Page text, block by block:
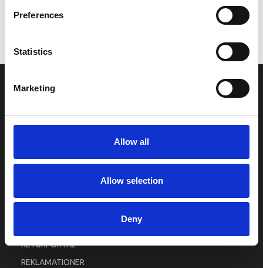
Preferences
Statistics
Marketing
Allow all
Allow selection
Deny
Vi oplever i øjeblikket store og hyppige prisændringer i markedet.
leveres, eller hvor prisen afviger fra det viste. Vi kontakter dig
naturligvis, hvis dette er tilfældet.
INFORMATIONER
RETURPORTAL
REKLAMATIONER